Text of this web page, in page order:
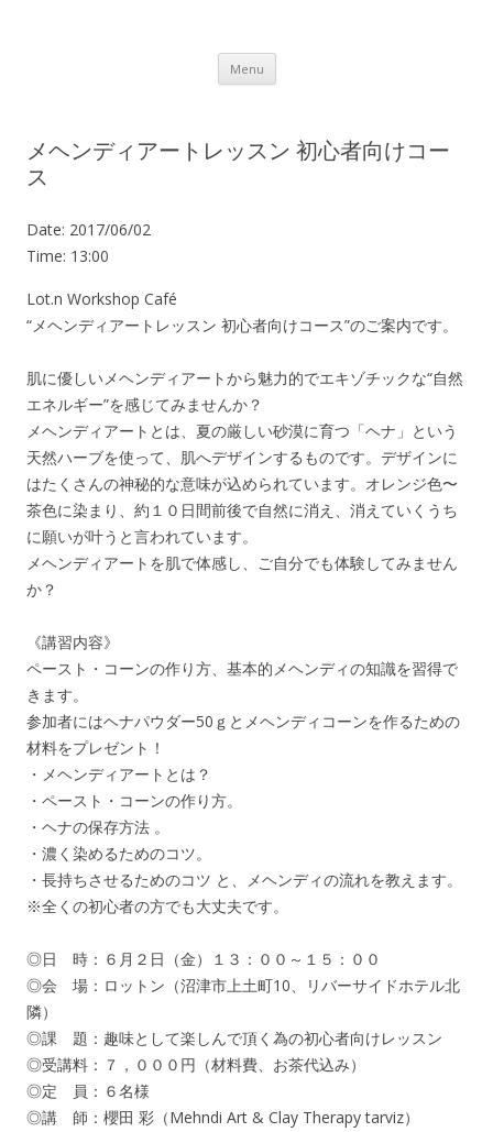
Menu Skip to content
メヘンディアートレッスン 初心者向けコー
ス
Date: 2017/06/02
Time: 13:00
Lot.n Workshop Café
“メヘンディアートレッスン 初心者向けコース”のご案内です。
肌に優しいメヘンディアートから魅力的でエキゾチックな“自然
エネルギー”を感じてみませんか？
メヘンディアートとは、夏の厳しい砂漠に育つ「ヘナ」という
天然ハーブを使って、肌へデザインするものです。デザインに
はたくさんの神秘的な意味が込められています。オレンジ色〜
茶色に染まり、約１０日間前後で自然に消え、消えていくうち
に願いが叶うと言われています。
メヘンディアートを肌で体感し、ご自分でも体験してみません
か？
《講習内容》
ペースト・コーンの作り方、基本的メヘンディの知識を習得で
きます。
参加者にはヘナパウダー50ｇとメヘンディコーンを作るための
材料をプレゼント！
・メヘンディアートとは？
・ペースト・コーンの作り方。
・ヘナの保存方法 。
・濃く染めるためのコツ。
・長持ちさせるためのコツ と、メヘンディの流れを教えます。
※全くの初心者の方でも大丈夫です。
◎日 時：６月２日（金）１３：００～１５：００
◎会 場：ロットン（沼津市上土町10、リバーサイドホテル北
隣）
◎課 題：趣味として楽しんで頂く為の初心者向けレッスン
◎受講料：７，０００円（材料費、お茶代込み）
◎定 員：６名様
◎講 師：櫻田 彩（Mehndi Art & Clay Therapy tarviz）